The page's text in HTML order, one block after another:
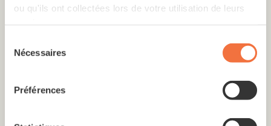
ou qu'ils ont collectées lors de votre utilisation de leurs
Nécessaires
Préférences